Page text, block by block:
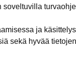
soveltuvilla
ja
sekä hyvää